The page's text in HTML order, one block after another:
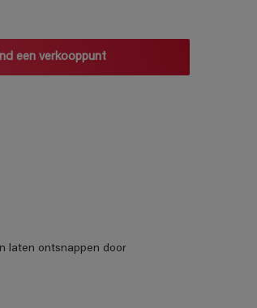
een verkooppunt
laten ontsnappen door